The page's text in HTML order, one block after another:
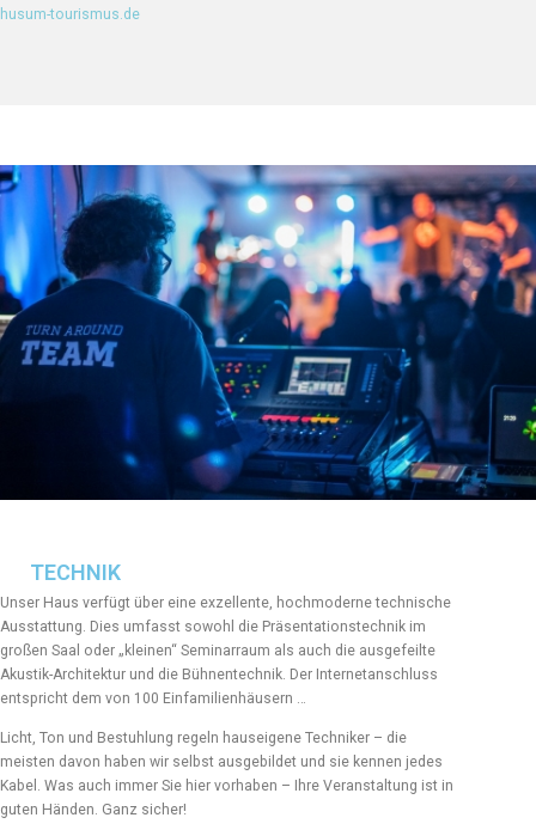
husum-tourismus.de
TECHNIK
Unser Haus verfügt über eine exzellente, hochmoderne technische
Ausstattung. Dies umfasst sowohl die Präsentationstechnik im
großen Saal oder „kleinen“ Seminarraum als auch die ausgefeilte
Akustik-Architektur und die Bühnentechnik. Der Internetanschluss
entspricht dem von 100 Einfamilienhäusern …
Licht, Ton und Bestuhlung regeln hauseigene Techniker – die
meisten davon haben wir selbst ausgebildet und sie kennen jedes
Kabel. Was auch immer Sie hier vorhaben – Ihre Veranstaltung ist in
guten Händen. Ganz sicher!